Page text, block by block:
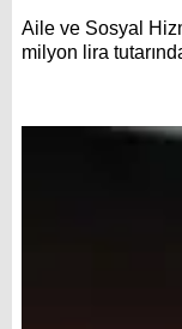
Aile ve Sosyal
milyon lira